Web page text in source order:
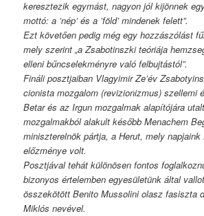
keresztezik egymást, nagyon jól kijönnek
mottó: a ’nép’ és a ’föld’ mindenek felett”.
Ezt követően pedig még egy hozzászólást
mely szerint „a Zsabotinszki teóriája
elleni bűncselekményre való felbujtástól”.
Fináli posztjaiban Vlagyimir Ze’év
cionista mozgalom (revizionizmus) szellemi
Betar és az Irgun mozgalmak alapítójára
mozgalmakból alakult később Menachem
miniszterelnök pártja, a Herut, mely napjaink
előzménye volt.
Posztjával tehát különösen fontos
bizonyos értelemben egyesületünk által
összekötött Benito Mussolini olasz fasiszta
Miklós nevével.